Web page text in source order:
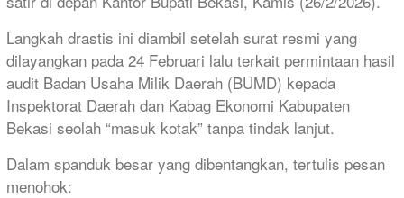
​Langkah drastis ini diambil setelah surat resmi yang
dilayangkan pada 24 Februari lalu terkait permintaan hasil
audit Badan Usaha Milik Daerah (BUMD) kepada
Inspektorat Daerah dan Kabag Ekonomi Kabupaten
Bekasi seolah “masuk kotak” tanpa tindak lanjut.
​Dalam spanduk besar yang dibentangkan, tertulis pesan
menohok: